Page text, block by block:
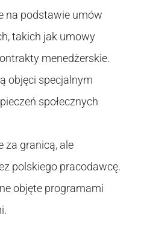
na podstawie umów
takich jak umowy
menedżerskie.
objęci specjalnym
społecznych
za granicą, ale
polskiego pracodawcę.
objęte programami